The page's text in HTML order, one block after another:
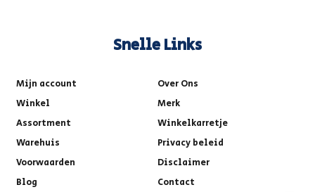
Snelle Links
Mijn account
Over Ons
Winkel
Merk
Assortment
Winkelkarretje
Warehuis
Privacy beleid
Voorwaarden
Disclaimer
Blog
Contact